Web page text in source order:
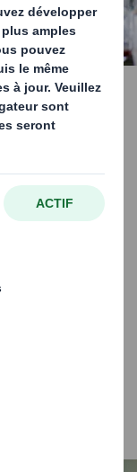
Smith aide les
et leurs